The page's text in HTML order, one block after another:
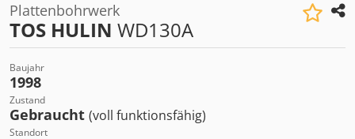
Plattenbohrwerk
TOS HULIN WD130A
Baujahr
1998
Zustand
Gebraucht (voll funktionsfähig)
Standort